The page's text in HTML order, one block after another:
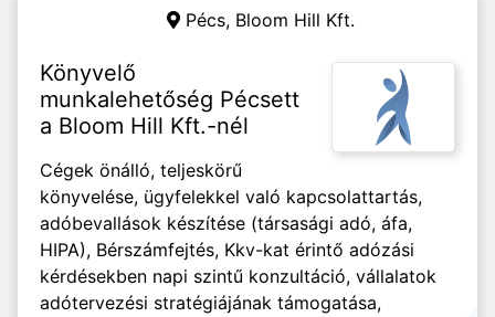
Pécs, Bloom Hill Kft.
Könyvelő
munkalehetőség Pécsett
a Bloom Hill Kft.-nél
Cégek önálló, teljeskörű
könyvelése, ügyfelekkel való kapcsolattartás,
adóbevallások készítése (társasági adó, áfa,
HIPA), Bérszámfejtés, Kkv-kat érintő adózási
kérdésekben napi szintű konzultáció, vállalatok
adótervezési stratégiájának támogatása,